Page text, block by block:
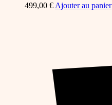
499,00 € Ajouter au panier